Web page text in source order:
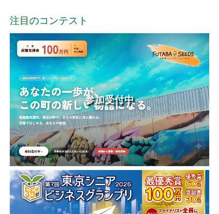
注目のコンテスト
参加受付中